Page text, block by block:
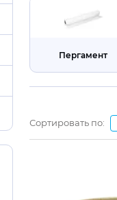
Пергамент
Сортировать по: